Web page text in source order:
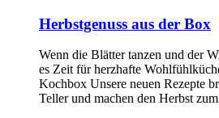
Herbstgenuss aus der Box
Wenn die Blätter tanzen und der
es Zeit für herzhafte
Kochbox Unsere neuen Rezepte
Teller und machen den Herbst